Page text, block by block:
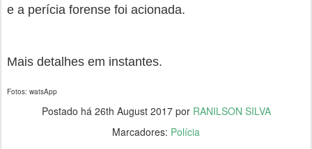
e a perícia forense foi acionada.
Mais detalhes em instantes.
Fotos: watsApp
Postado há 26th August 2017por RANILSON SILVA
Marcadores: Polícia